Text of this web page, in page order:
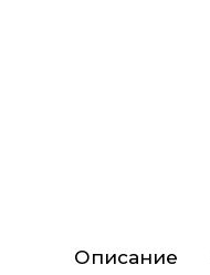
Описание